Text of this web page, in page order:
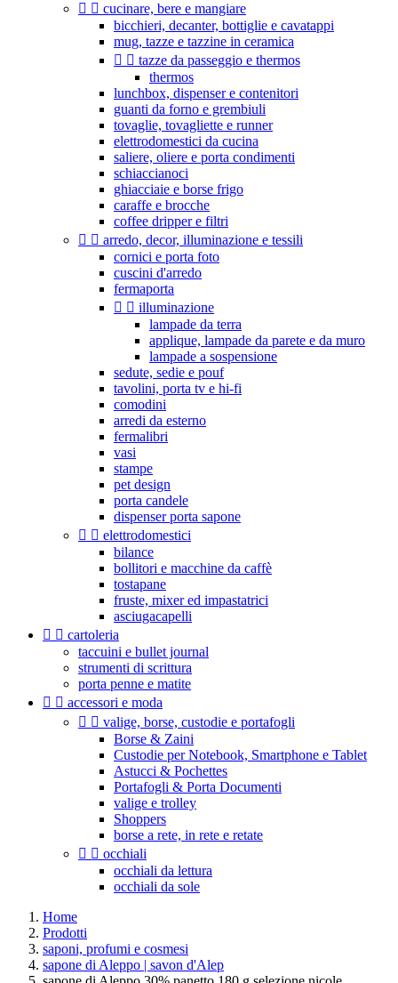
  cucinare, bere e mangiare
bicchieri, decanter, bottiglie e cavatappi
mug, tazze e tazzine in ceramica
  tazze da passeggio e thermos
thermos
lunchbox, dispenser e contenitori
guanti da forno e grembiuli
tovaglie, tovagliette e runner
elettrodomestici da cucina
saliere, oliere e porta condimenti
schiaccianoci
ghiacciaie e borse frigo
caraffe e brocche
coffee dripper e filtri
  arredo, decor, illuminazione e tessili
cornici e porta foto
cuscini d'arredo
fermaporta
  illuminazione
lampade da terra
applique, lampade da parete e da muro
lampade a sospensione
sedute, sedie e pouf
tavolini, porta tv e hi-fi
comodini
arredi da esterno
fermalibri
vasi
stampe
pet design
porta candele
dispenser porta sapone
  elettrodomestici
bilance
bollitori e macchine da caffè
tostapane
fruste, mixer ed impastatrici
asciugacapelli
  cartoleria
taccuini e bullet journal
strumenti di scrittura
porta penne e matite
  accessori e moda
  valige, borse, custodie e portafogli
Borse & Zaini
Custodie per Notebook, Smartphone e Tablet
Astucci & Pochettes
Portafogli & Porta Documenti
valige e trolley
Shoppers
borse a rete, in rete e retate
  occhiali
occhiali da lettura
occhiali da sole
Home
Prodotti
saponi, profumi e cosmesi
sapone di Aleppo | savon d'Alep